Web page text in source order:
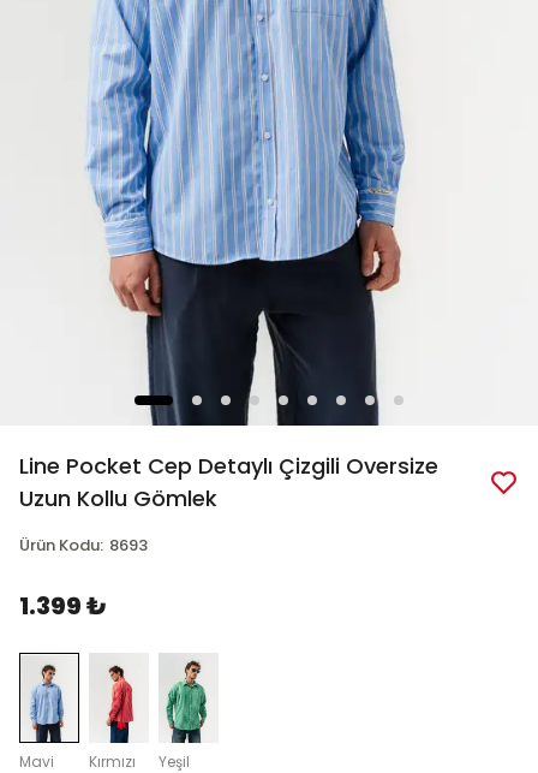
Line Pocket Cep Detaylı Çizgili Oversize
Uzun Kollu Gömlek
Ürün Kodu: 8693
1.399 ₺
Mavi Kırmızı Yeşil